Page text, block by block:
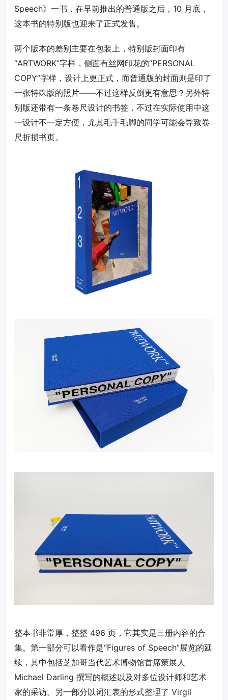
Speech》一书，在早前推出的普通版之后，10 月底，
这本书的特别版也迎来了正式发售。
两个版本的差别主要在包装上，特别版封面印有
“ARTWORK”字样，侧面有丝网印花的“PERSONAL
COPY”字样，设计上更正式，而普通版的封面则是印了
一张特殊版的照片——不过这样反倒更有意思？另外特
别版还带有一条卷尺设计的书签，不过在实际使用中这
一设计不一定方便，尤其毛手毛脚的同学可能会导致卷
尺折损书页。
整本书非常厚，整整 496 页，它其实是三册内容的合
集。第一部分可以看作是“Figures of Speech”展览的延
续，其中包括芝加哥当代艺术博物馆首席策展人
Michael Darling 撰写的概述以及对多位设计师和艺术
家的采访。另一部分以词汇表的形式整理了 Virgil